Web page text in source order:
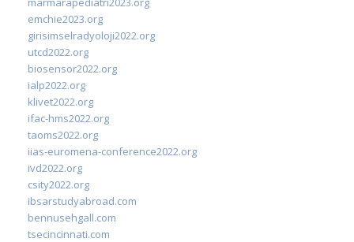
emchie2023.org
girisimselradyoloji2022.org
utcd2022.org
biosensor2022.org
ialp2022.org
klivet2022.org
ifac-hms2022.org
taoms2022.org
iias-euromena-conference2022.org
ivd2022.org
csity2022.org
ibsarstudyabroad.com
bennusehgall.com
tsecincinnati.com